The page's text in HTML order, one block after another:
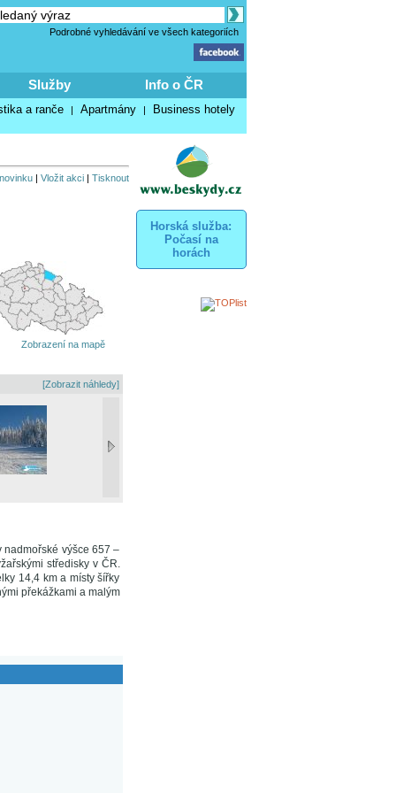
Podrobné vyhledávání ve všech kategoriích
Služby Info o ČR
a ranče | Apartmány | Business hotely
| Vložit akci| Tisknout
Zobrazení na mapě
[Zobrazit náhledy]
výšce 657 –
středisky v ČR.
14,4 km a místy šířky
překážkami a malým
Horská služba:
Počasí na
horách